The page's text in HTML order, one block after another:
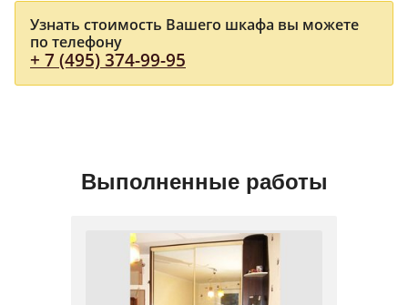
Узнать стоимость Вашего шкафа вы можете
по телефону
+ 7 (495) 374-99-95
Выполненные работы